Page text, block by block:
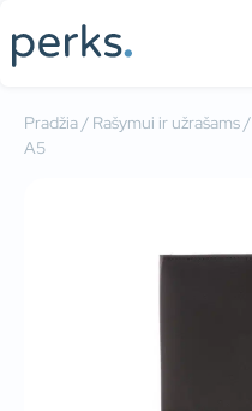
Pradžia/ Rašymui ir užrašams/
A5